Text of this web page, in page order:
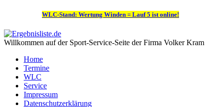
WLC-Stand: Wertung Winden = Lauf 5 ist online!
Willkommen auf der Sport-Service-Seite der Firma Volker Kram
Home
Termine
WLC
Service
Impressum
Datenschutzerklärung